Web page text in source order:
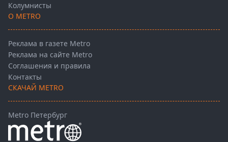
Колумнисты
О METRO
Реклама в газете Metro
Реклама на сайте Metro
Соглашения и правила
Контакты
СКАЧАЙ METRO
Metro Петербург